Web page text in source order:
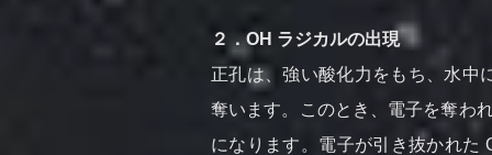
２．OH ラジカルの出現
正孔は、強い酸化力をもち、水中
奪います。このとき、電子を奪わ
になります。電子が引き抜かれた